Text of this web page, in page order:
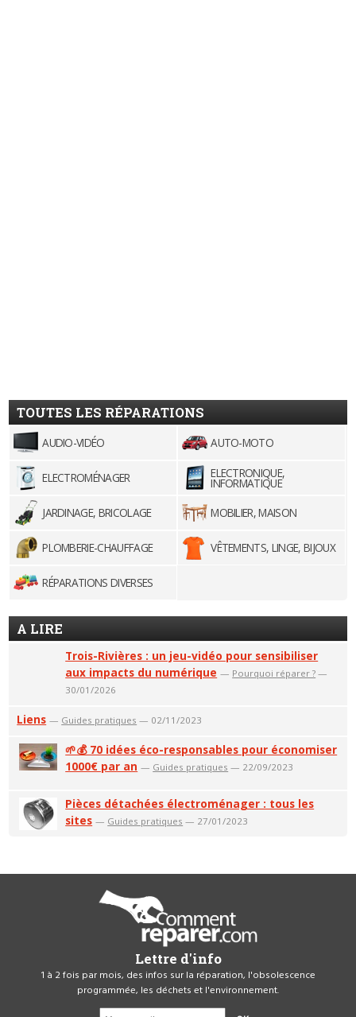
TOUTES LES RÉPARATIONS
AUDIO-VIDÉO AUTO-MOTO
ELECTROMÉNAGER ELECTRONIQUE,
INFORMATIQUE
JARDINAGE, BRICOLAGE
MOBILIER, MAISON
PLOMBERIE-CHAUFFAGE VÊTEMENTS, LINGE, BIJOUX
RÉPARATIONS DIVERSES
A LIRE
Trois-Rivières : un jeu-vidéo pour sensibiliser
aux impacts du numérique — Pourquoi réparer ? —
30/01/2026
Liens — Guides pratiques — 02/11/2023
🌱💰 70 idées éco-responsables pour économiser
1000€ par an — Guides pratiques — 22/09/2023
Pièces détachées électroménager : tous les
sites — Guides pratiques — 27/01/2023
Lettre d'info
1 à 2 fois par mois, des infos sur la réparation, l'obsolescence
programmée, les déchets et l'environnement.